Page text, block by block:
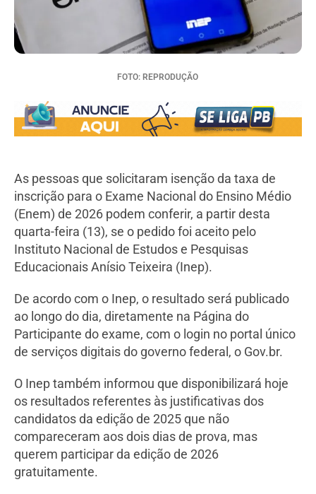
FOTO: REPRODUÇÃO
As pessoas que solicitaram isenção da taxa de
inscrição para o Exame Nacional do Ensino Médio
(Enem) de 2026 podem conferir, a partir desta
quarta-feira (13), se o pedido foi aceito pelo
Instituto Nacional de Estudos e Pesquisas
Educacionais Anísio Teixeira (Inep).
De acordo com o Inep, o resultado será publicado
ao longo do dia, diretamente na Página do
Participante do exame, com o login no portal único
de serviços digitais do governo federal, o Gov.br.
O Inep também informou que disponibilizará hoje
os resultados referentes às justificativas dos
candidatos da edição de 2025 que não
compareceram aos dois dias de prova, mas
querem participar da edição de 2026
gratuitamente.